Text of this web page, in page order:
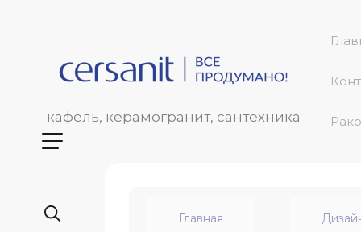
кафель, керамогранит, сантехника
Главная